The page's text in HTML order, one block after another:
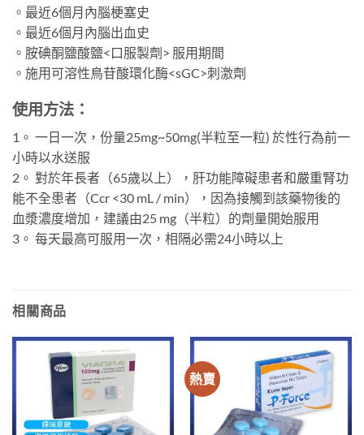
。最近6個月內腦梗塞史
。最近6個月內腦出血史
。胺碘酮鹽酸鹽<口服製劑> 服用期間
。施用可溶性鳥苷酸環化酶<sGC>刺激劑
使用方法：
1。 一日一次，份量25mg~50mg(半粒至一粒) 於性行為前一
小時以水送服
2。 對於年長者（65歲以上），肝功能障礙患者和嚴重腎功
能不全患者（Ccr <30 mL / min），因為接觸到該藥物後的
血漿濃度增加，建議由25 mg（半粒）的劑量開始服用
3。 每天最高可服用一次，相隔必需24小時以上
相關商品
熱賣